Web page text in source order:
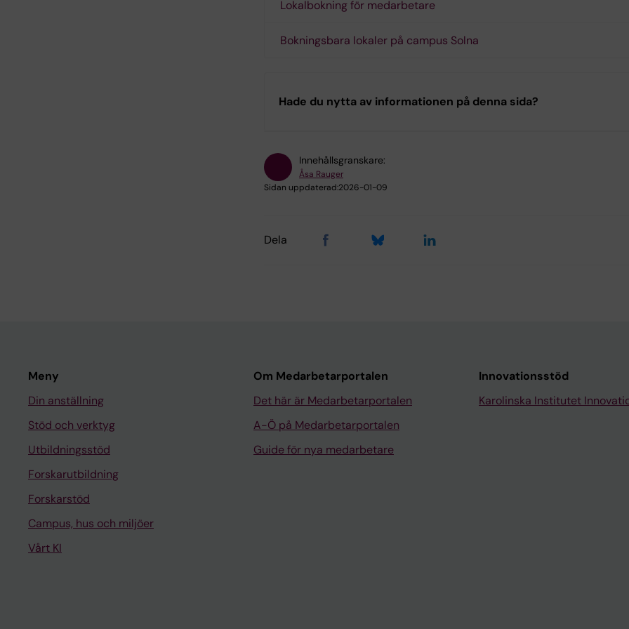
Lokalbokning för medarbetare
Bokningsbara lokaler på campus Solna
Hade du nytta av informationen på denna sida?
Innehållsgranskare:
Åsa Rauger
Sidan uppdaterad:2026-01-09
Dela
Meny
Din anställning
Stöd och verktyg
Utbildningsstöd
Forskarutbildning
Forskarstöd
Campus, hus och miljöer
Vårt KI
Om Medarbetarportalen
Det här är Medarbetarportalen
A-Ö på Medarbetarportalen
Guide för nya medarbetare
Innovationsstöd
Karolinska Institutet